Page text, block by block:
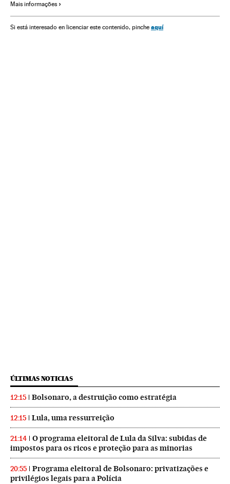
Mais informações
Si está interesado en licenciar este contenido, pinche aquí
ÚLTIMAS NOTICIAS
12:15 Bolsonaro, a destruição como estratégia
12:15 Lula, uma ressurreição
21:14
O programa eleitoral de Lula da Silva: subidas de
impostos para os ricos e proteção para as minorias
20:55
Programa eleitoral de Bolsonaro: privatizações e
privilégios legais para a Polícia